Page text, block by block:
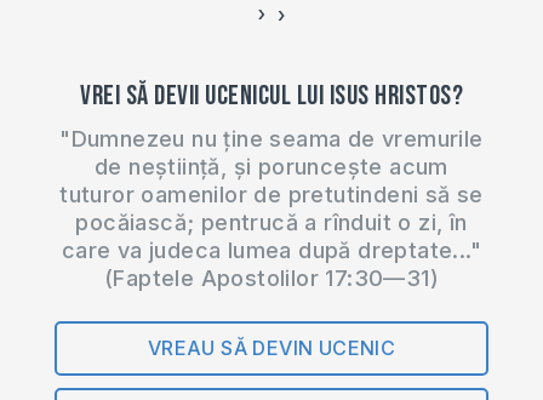
‹ ›
Vrei să devii ucenicul lui Isus Hristos?
"Dumnezeu nu ține seama de vremurile
de neștiință, și poruncește acum
tuturor oamenilor de pretutindeni să se
pocăiască; pentrucă a rînduit o zi, în
care va judeca lumea după dreptate..."
(Faptele Apostolilor 17:30—31)
VREAU SĂ DEVIN UCENIC